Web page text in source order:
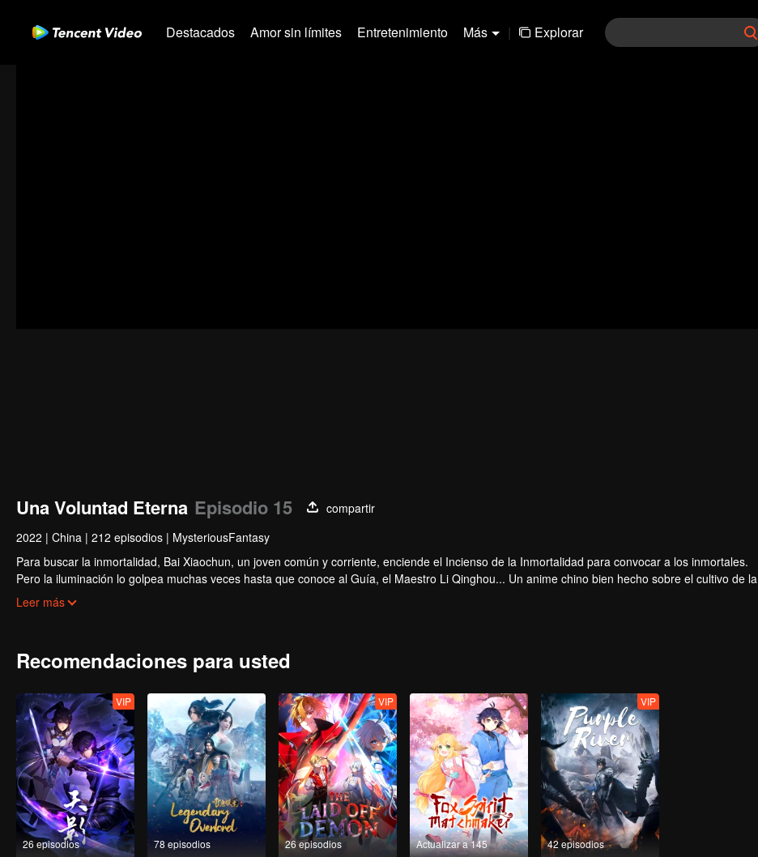
Destacados Amor sin límites Entretenimiento Más | Explorar
Una Voluntad Eterna Episodio 15
compartir
2022 | China | 212 episodios | MysteriousFantasy
Para buscar la inmortalidad, Bai Xiaochun, un joven común y corriente, enciende el Incienso de la Inmortalidad para convocar a los inmortales.
Pero la iluminación lo golpea muchas veces hasta que conoce al Guía, el Maestro Li Qinghou... Un anime chino bien hecho sobre el cultivo de la
inmortalidad con numerosas tramas divertidas. Ven a verlo para llenar tu verano de alegría.
Leer más
Recomendaciones para usted
26 episodios
VIP
78 episodios 26 episodios
VIP
Actualizar a 145 42 episodios
VIP